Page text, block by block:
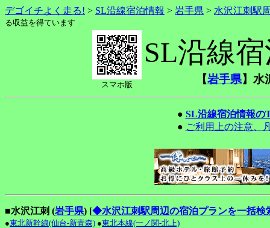
デゴイチよく走る! > SL沿線宿泊情報 > 岩手県 > 水沢江刺駅
る収益を得ています
スマホ版
SL沿線
【岩手県】水
● SL沿線宿泊情報の
● ご利用上の注意、
■水沢江刺 (岩手県) [◆水沢江刺駅周辺の宿泊プランを一括検
●東北新幹線(仙台-新青森) ●東北本線(一ノ関-北上)